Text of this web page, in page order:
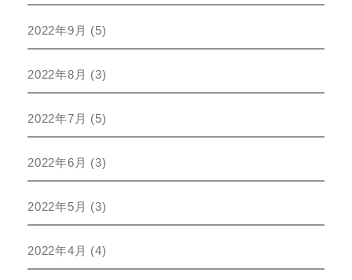
2022年9月 (5)
2022年8月 (3)
2022年7月 (5)
2022年6月 (3)
2022年5月 (3)
2022年4月 (4)